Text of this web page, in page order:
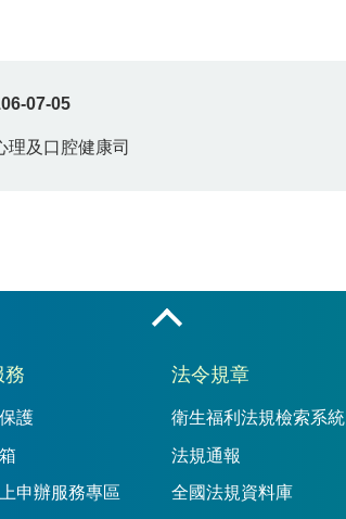
07-05
理及口腔健康司
務
護
申辦服務專區
法令規章
衛生福利法規檢索系統
法規通報
全國法規資料庫